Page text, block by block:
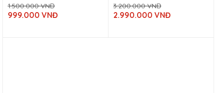
1.500.000VNĐ
Original
price
999.000 VNĐ
3.200.000VNĐ
Original
price
2.990.000 VNĐ